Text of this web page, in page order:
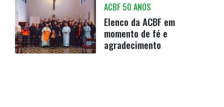
ACBF 50 ANOS
Elenco da ACBF em
momento de fé e
agradecimento